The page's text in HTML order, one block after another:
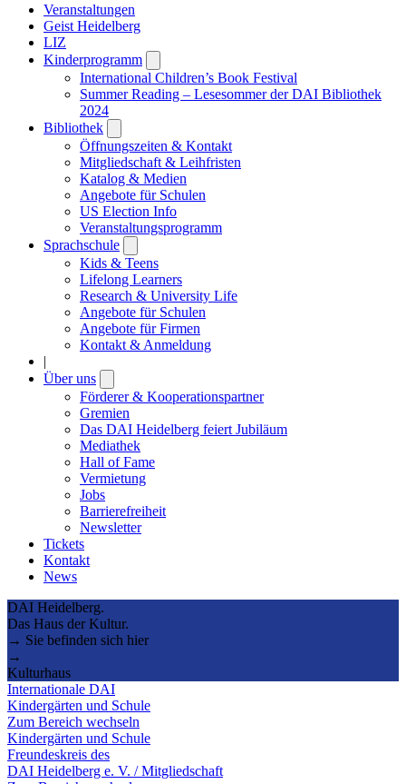
Veranstaltungen
Geist Heidelberg
LIZ
Kinderprogramm
submenu
International Children’s Book Festival
Summer Reading – Lesesommer der DAI Bibliothek
2024
Bibliothek
submenu
Öffnungszeiten & Kontakt
Mitgliedschaft & Leihfristen
Katalog & Medien
Angebote für Schulen
US Election Info
Veranstaltungsprogramm
Sprachschule
submenu
Kids & Teens
Lifelong Learners
Research & University Life
Angebote für Schulen
Angebote für Firmen
Kontakt & Anmeldung
|
Über uns
submenu
Förderer & Kooperationspartner
Gremien
Das DAI Heidelberg feiert Jubiläum
Mediathek
Hall of Fame
Vermietung
Jobs
Barrierefreiheit
Newsletter
Tickets
Kontakt
News
DAI Heidelberg.
Das Haus der Kultur.
→ Sie befinden sich hier
→
Kulturhaus
Internationale DAI
Kindergärten und Schule
Zum Bereich wechseln
Kindergärten und Schule
Freundeskreis des
DAI Heidelberg e. V. / Mitgliedschaft